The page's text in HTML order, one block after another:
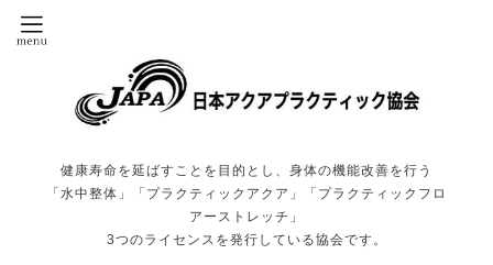
健康寿命を延ばすことを目的とし、身体の機能改善を行う
「水中整体」「プラクティックアクア」「プラクティックフロ
アーストレッチ」
3つのライセンスを発行している協会です。